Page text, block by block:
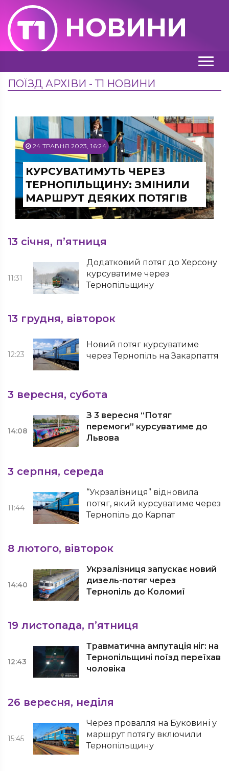
НОВИНИ
ПОЇЗД АРХІВИ - Т1 НОВИНИ
24 ТРАВНЯ 2023, 16:24
КУРСУВАТИМУТЬ ЧЕРЕЗ
ТЕРНОПІЛЬЩИНУ: ЗМІНИЛИ
МАРШРУТ ДЕЯКИХ ПОТЯГІВ
13 січня, п’ятниця
11:31
Додатковий потяг до Херсону
курсуватиме через
Тернопільщину
13 грудня, вівторок
12:23
Новий потяг курсуватиме
через Тернопіль на Закарпаття
3 вересня, субота
14:08
З 3 вересня “Потяг
перемоги” курсуватиме до
Львова
3 серпня, середа
11:44
“Укрзалізниця” відновила
потяг, який курсуватиме через
Тернопіль до Карпат
8 лютого, вівторок
14:40
Укрзалізниця запускає новий
дизель-потяг через
Тернопіль до Коломиї
19 листопада, п’ятниця
12:43
Травматична ампутація ніг: на
Тернопільщині поїзд переїхав
чоловіка
26 вересня, неділя
15:45
Через провалля на Буковині у
маршрут потягу включили
Тернопільщину